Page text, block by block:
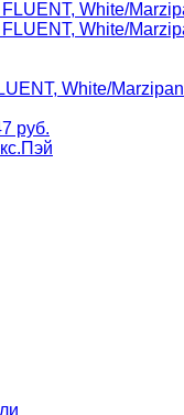
White/Marzipan
руб.